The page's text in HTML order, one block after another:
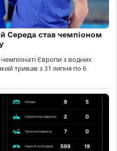
Середа став чемпіоном
Європи з водних
тривав з 31 липня по 6